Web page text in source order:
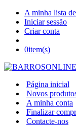
A minha lista
Iniciar sessão
Criar conta
0item(s)
Página inicial
Novos
A minha conta
Finalizar
Contacte-nos